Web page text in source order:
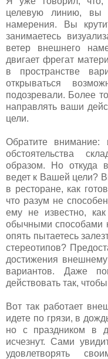
целевую линию, вы
намерения. Вы
занимаетесь
ветер внешнего
двигает фрегат
в пространстве
открываться
подозревали. Более
направлять ваши
цели.
Обратите внимание:
обстоятельства
образом. Но откуда
ведет к Вашей цели?
в ресторане, как
что разум не
ему не известно,
обычными способами
опять пытаетесь
стереотипов?
достижения
вариантов. Даже
действовать так,
Вот так работает
идете по грязи, в
но с праздником в
исчезнут. Сами
удовлетворять